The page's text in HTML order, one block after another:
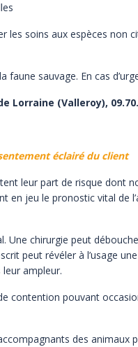
les soins aux espèces non
sauvage. En cas
Lorraine (Valleroy),
éclairé du client
leur part de risque dont
en jeu le pronostic vital de
Une chirurgie peut
peut révéler à l’usage
ampleur.
contention pouvant
des animaux